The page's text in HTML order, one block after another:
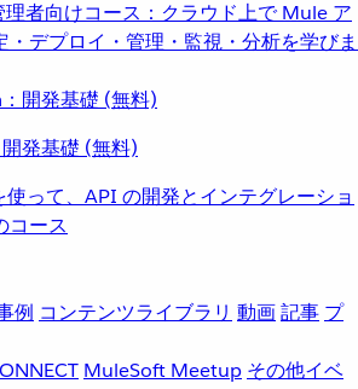
理者向けコース：クラウド上で Mule ア
・デプロイ・管理・監視・分析を学びま
発基礎 (無料)
って、API の開発とインテグレーショ
コース
例 コンテンツライブラリ 動画記事 プ
MuleSoft Meetup その他イベ